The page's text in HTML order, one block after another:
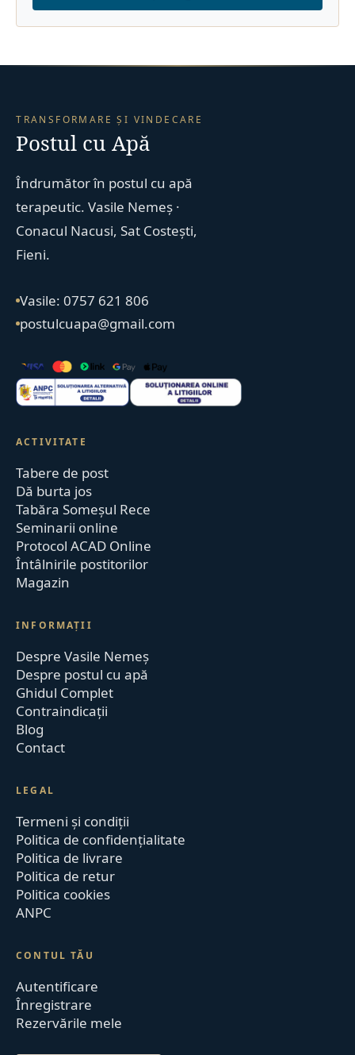
TRANSFORMARE ȘI VINDECARE
Postul cu Apă
Îndrumător în postul cu apă
terapeutic. Vasile Nemeș ·
Conacul Nacusi, Sat Costești,
Fieni.
Vasile: 0757 621 806
postulcuapa@gmail.com
ACTIVITATE
Tabere de post
Dă burta jos
Tabăra Someșul Rece
Seminarii online
Protocol ACAD Online
Întâlnirile postitorilor
Magazin
INFORMAȚII
Despre Vasile Nemeș
Despre postul cu apă
Ghidul Complet
Contraindicații
Blog
Contact
LEGAL
Termeni și condiții
Politica de confidențialitate
Politica de livrare
Politica de retur
Politica cookies
ANPC
CONTUL TĂU
Autentificare
Înregistrare
Rezervările mele